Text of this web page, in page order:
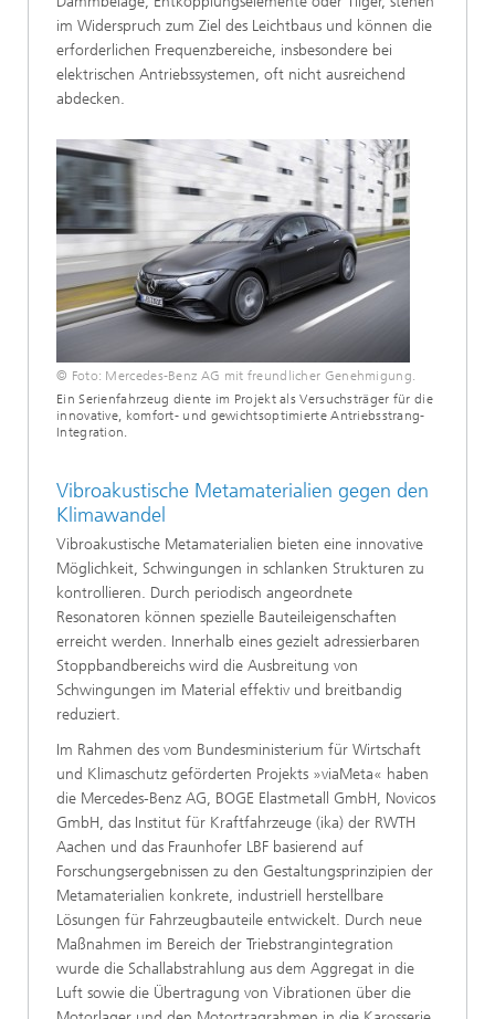
im Widerspruch zum Ziel des Leichtbaus und können die
erforderlichen Frequenzbereiche, insbesondere bei
elektrischen Antriebssystemen, oft nicht ausreichend
abdecken.
© Foto: Mercedes-Benz AG mit freundlicher Genehmigung.
Ein Serienfahrzeug diente im Projekt als Versuchsträger für die
innovative, komfort- und gewichtsoptimierte Antriebsstrang-
Integration.
Vibroakustische Metamaterialien gegen den
Klimawandel
Vibroakustische Metamaterialien bieten eine innovative
Möglichkeit, Schwingungen in schlanken Strukturen zu
kontrollieren. Durch periodisch angeordnete
Resonatoren können spezielle Bauteileigenschaften
erreicht werden. Innerhalb eines gezielt adressierbaren
Stoppbandbereichs wird die Ausbreitung von
Schwingungen im Material effektiv und breitbandig
reduziert.
Im Rahmen des vom Bundesministerium für Wirtschaft
und Klimaschutz geförderten Projekts »viaMeta« haben
die Mercedes-Benz AG, BOGE Elastmetall GmbH, Novicos
GmbH, das Institut für Kraftfahrzeuge (ika) der RWTH
Aachen und das Fraunhofer LBF basierend auf
Forschungsergebnissen zu den Gestaltungsprinzipien der
Metamaterialien konkrete, industriell herstellbare
Lösungen für Fahrzeugbauteile entwickelt. Durch neue
Maßnahmen im Bereich der Triebstrangintegration
wurde die Schallabstrahlung aus dem Aggregat in die
Luft sowie die Übertragung von Vibrationen über die